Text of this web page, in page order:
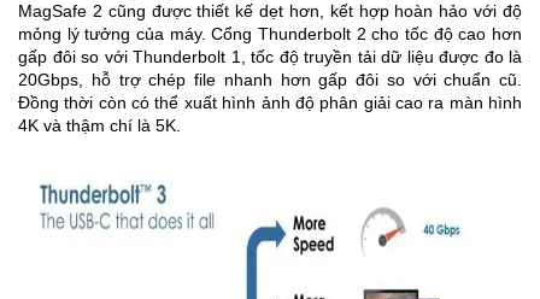
MagSafe 2 cũng được thiết kế dẹt hơn, kết hợp hoàn hảo với độ
mỏng lý tưởng của máy. Cổng Thunderbolt 2 cho tốc độ cao hơn
gấp đôi so với Thunderbolt 1, tốc độ truyền tải dữ liệu được đo là
20Gbps, hỗ trợ chép file nhanh hơn gấp đôi so với chuẩn cũ.
Đồng thời còn có thể xuất hình ảnh độ phân giải cao ra màn hình
4K và thậm chí là 5K.